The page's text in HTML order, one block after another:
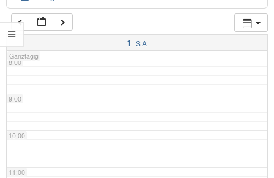
1 SA
Ganztägig
7:00
8:00
9:00
10:00
11:00